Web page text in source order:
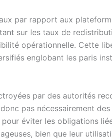
par rapport aux
sur les taux de
opérationnelle. Cette
englobant les paris
par des autorités
pas nécessairement
éviter les obligations
bien que leur